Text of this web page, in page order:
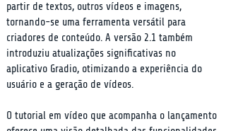
partir de textos, outros vídeos e imagens,
tornando-se uma ferramenta versátil para
criadores de conteúdo. A versão 2.1 também
introduziu atualizações significativas no
aplicativo Gradio, otimizando a experiência do
usuário e a geração de vídeos.
O tutorial em vídeo que acompanha o lançamento